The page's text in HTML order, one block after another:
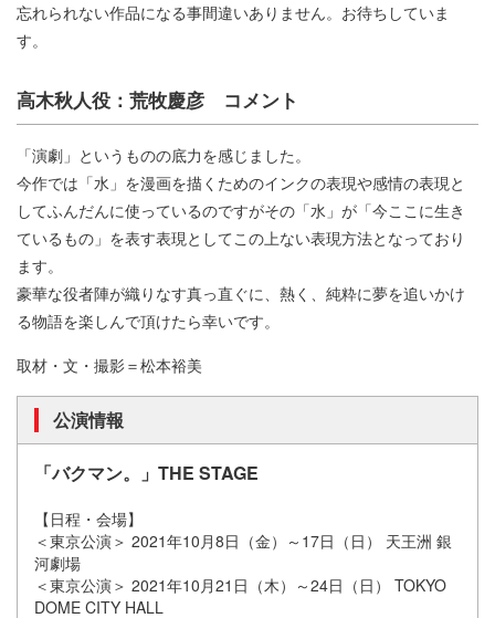
忘れられない作品になる事間違いありません。お待ちしていま
す。
高木秋人役：荒牧慶彦 コメント
「演劇」というものの底力を感じました。
今作では「水」を漫画を描くためのインクの表現や感情の表現と
してふんだんに使っているのですがその「水」が「今ここに生き
ているもの」を表す表現としてこの上ない表現方法となっており
ます。
豪華な役者陣が織りなす真っ直ぐに、熱く、純粋に夢を追いかけ
る物語を楽しんで頂けたら幸いです。
取材・文・撮影＝松本裕美
公演情報
「バクマン。」THE STAGE
【日程・会場】
＜東京公演＞ 2021年10月8日（金）～17日（日） 天王洲 銀
河劇場
＜東京公演＞ 2021年10月21日（木）～24日（日） TOKYO
DOME CITY HALL